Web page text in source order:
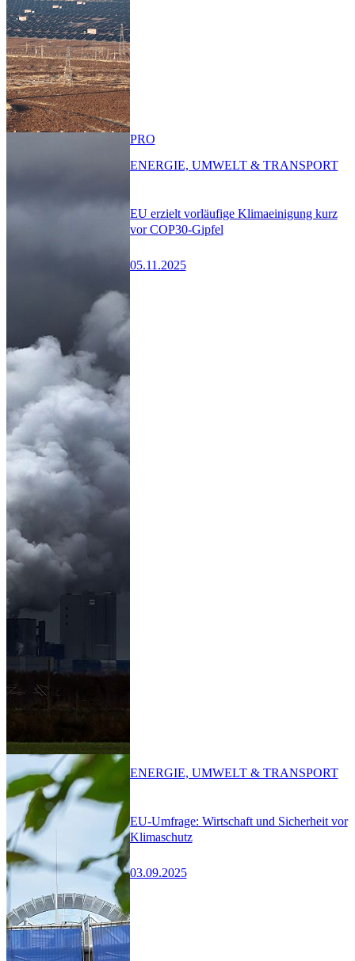
EU erzielt vorläufige Klimaeinigung kurz
vor COP30-Gipfel
05.11.2025
PRO
ENERGIE, UMWELT & TRANSPORT
EU-Umfrage: Wirtschaft und Sicherheit vor
Klimaschutz
03.09.2025
ENERGIE, UMWELT & TRANSPORT